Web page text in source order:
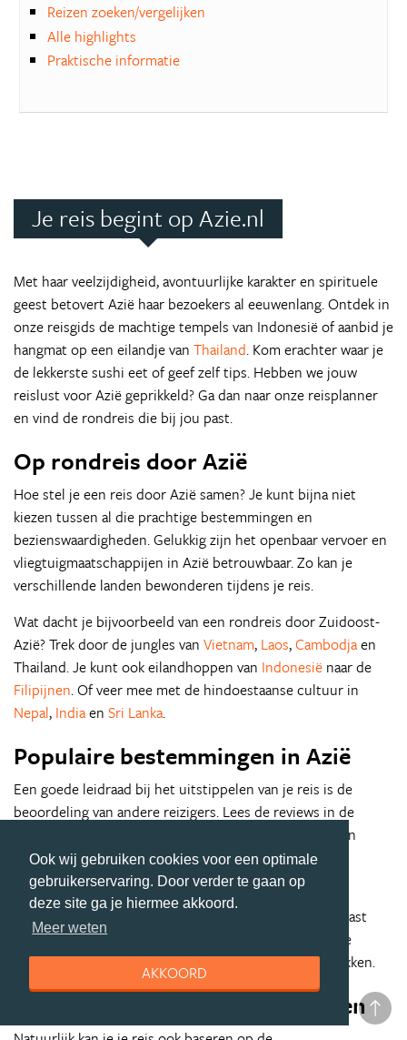
Ook wij gebruiken cookies voor een optimale
gebruikerservaring. Door verder te gaan op
deze site ga je hiermee akkoord.
Meer weten
AKKOORD
Reizen zoeken/vergelijken
Alle highlights
Praktische informatie
Je reis begint op Azie.nl
Met haar veelzijdigheid, avontuurlijke karakter en spirituele
geest betovert Azië haar bezoekers al eeuwenlang. Ontdek in
onze reisgids de machtige tempels van Indonesië of aanbid je
hangmat op een eilandje van Thailand. Kom erachter waar je
de lekkerste sushi eet of geef zelf tips. Hebben we jouw
reislust voor Azië geprikkeld? Ga dan naar onze reisplanner
en vind de rondreis die bij jou past.
Op rondreis door Azië
Hoe stel je een reis door Azië samen? Je kunt bijna niet
kiezen tussen al die prachtige bestemmingen en
bezienswaardigheden. Gelukkig zijn het openbaar vervoer en
vliegtuigmaatschappijen in Azië betrouwbaar. Zo kan je
verschillende landen bewonderen tijdens je reis.
Wat dacht je bijvoorbeeld van een rondreis door Zuidoost-
Azië? Trek door de jungles van Vietnam, Laos,Cambodjaen
Thailand. Je kunt ook eilandhoppen van Indonesië naar de
Filipijnen. Of veer mee met de hindoestaanse cultuur in
Nepal, Indiaen Sri Lanka.
Populaire bestemmingen in Azië
Een goede leidraad bij het uitstippelen van je reis is de
beoordeling van andere reizigers. Lees de reviews in de
reisgids en bekijk wat anderen onvergetelijk vonden. En
vergeet niet je eigen adviezen te delen!
Onder onze Azië-fans zijn zonovergoten Thailand en
tempelrijk Indonesië populaire bestemmingen. Daarnaast
trekken de oosterse mysteries van
en ongerepte
natuur van Sri Lanka ontzettend veel verwonderde blikken.
De mooiste bezienswaardigheden